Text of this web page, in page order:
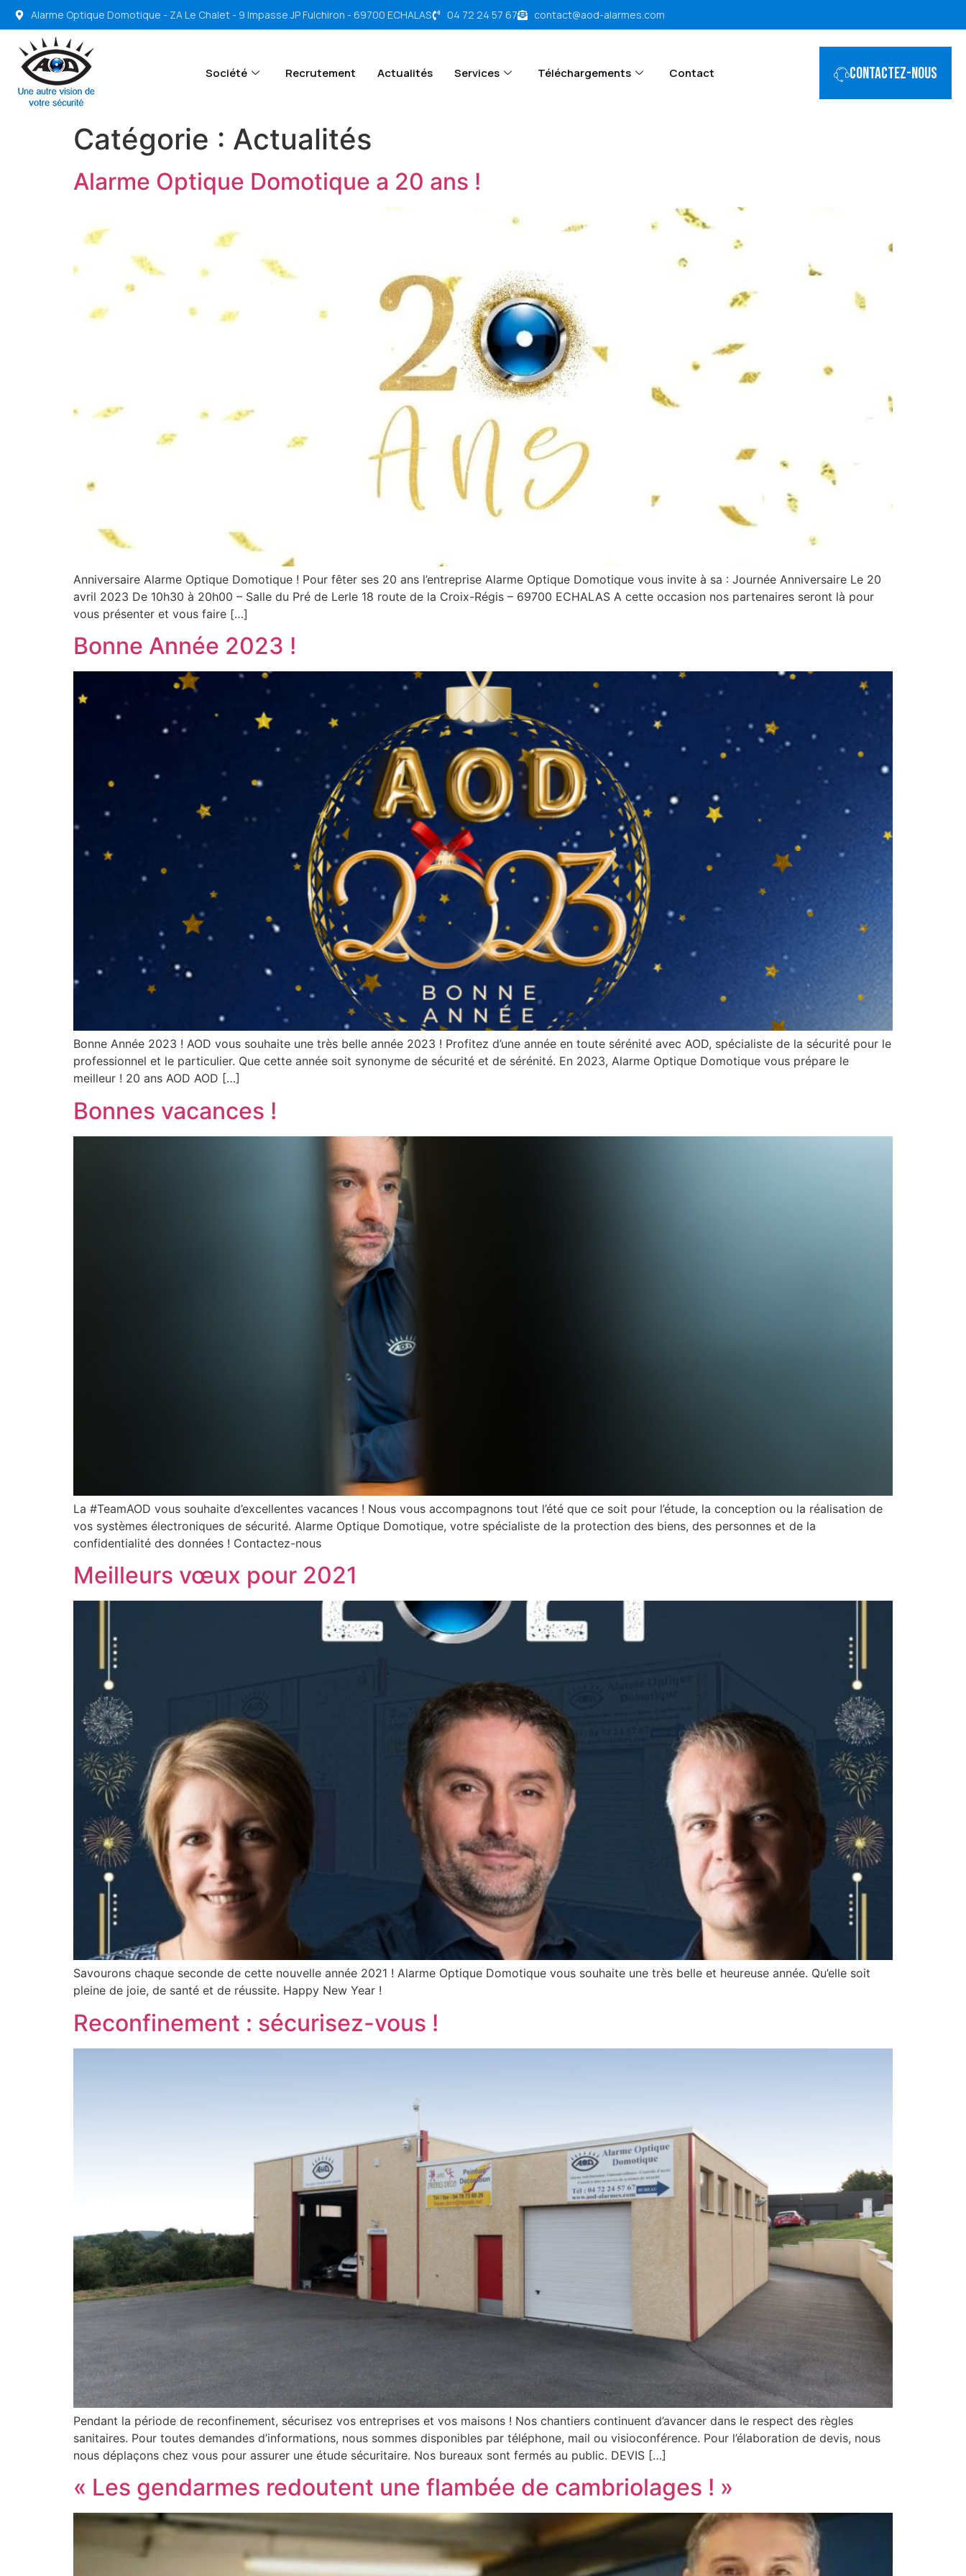
Alarme Optique Domotique - ZA Le Chalet - 9 Impasse JP Fulchiron - 69700 ECHALAS 04 72 24 57 67 contact@aod-alarmes.com
Société Recrutement Actualités Services Téléchargements Contact Contactez-nous
Catégorie : Actualités
Alarme Optique Domotique a 20 ans !
Anniversaire Alarme Optique Domotique ! Pour fêter ses 20 ans l’entreprise Alarme Optique Domotique vous invite à sa : Journée Anniversaire Le 20
avril 2023 De 10h30 à 20h00 – Salle du Pré de Lerle 18 route de la Croix-Régis – 69700 ECHALAS A cette occasion nos partenaires seront là pour
vous présenter et vous faire […]
Bonne Année 2023 !
Bonne Année 2023 ! AOD vous souhaite une très belle année 2023 ! Profitez d’une année en toute sérénité avec AOD, spécialiste de la sécurité pour le
professionnel et le particulier. Que cette année soit synonyme de sécurité et de sérénité. En 2023, Alarme Optique Domotique vous prépare le
meilleur ! 20 ans AOD AOD […]
Bonnes vacances !
La #TeamAOD vous souhaite d’excellentes vacances ! Nous vous accompagnons tout l’été que ce soit pour l’étude, la conception ou la réalisation de
vos systèmes électroniques de sécurité. Alarme Optique Domotique, votre spécialiste de la protection des biens, des personnes et de la
confidentialité des données ! Contactez-nous
Meilleurs vœux pour 2021
Savourons chaque seconde de cette nouvelle année 2021 ! Alarme Optique Domotique vous souhaite une très belle et heureuse année. Qu’elle soit
pleine de joie, de santé et de réussite. Happy New Year !
Reconfinement : sécurisez-vous !
Pendant la période de reconfinement, sécurisez vos entreprises et vos maisons ! Nos chantiers continuent d’avancer dans le respect des règles
sanitaires. Pour toutes demandes d’informations, nous sommes disponibles par téléphone, mail ou visioconférence. Pour l’élaboration de devis, nous
nous déplaçons chez vous pour assurer une étude sécuritaire. Nos bureaux sont fermés au public. DEVIS […]
« Les gendarmes redoutent une flambée de cambriolages ! »